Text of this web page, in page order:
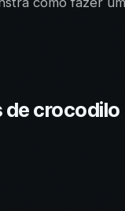
de crocodilo